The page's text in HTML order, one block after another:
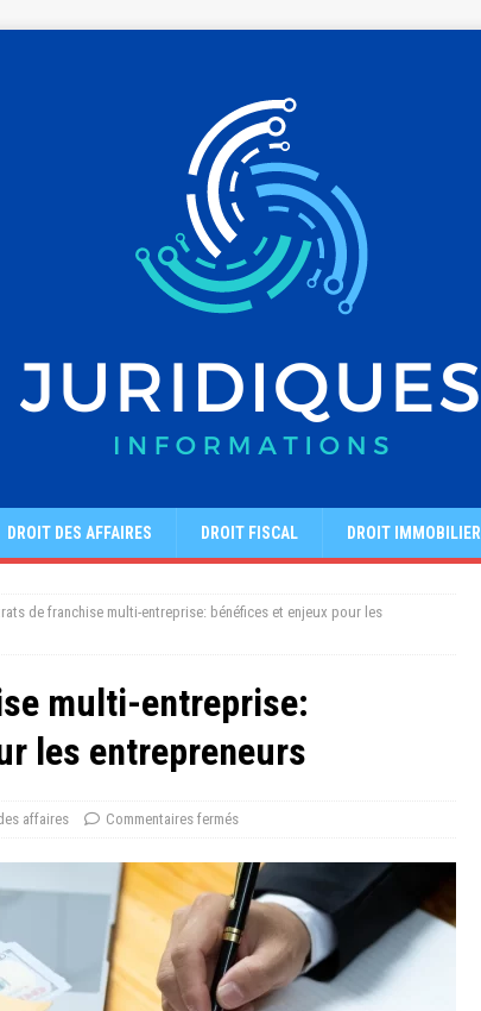
DROIT DES AFFAIRES DROIT FISCAL DROIT IMMOBILIER
de franchise multi-entreprise: bénéfices et enjeux pour les
multi-entreprise:
les entrepreneurs
affaires Commentaires fermés